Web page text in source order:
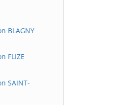
BLAGNY
FLIZE
SAINT-